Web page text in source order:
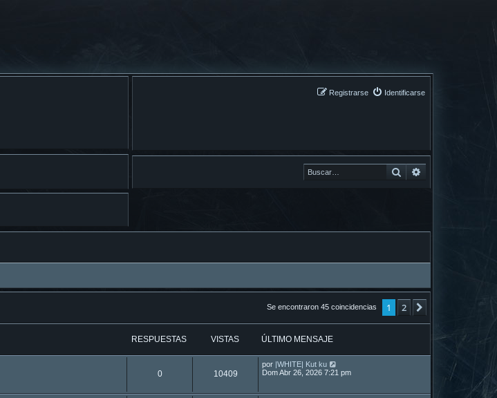
Identificarse
Registrarse
Buscar
Se encontraron 45 coincidencias 1 2
RESPUESTAS VISTAS ÚLTIMO MENSAJE
0 10409
por |WHITE| Kut ku
Dom Abr 26, 2026 7:21 pm